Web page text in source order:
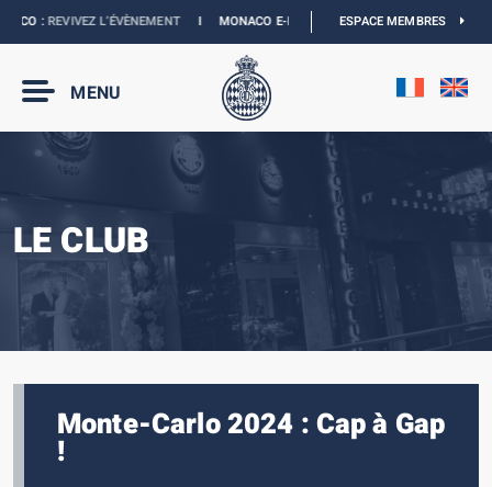
:REVIVEZ L’ÉVÈNEMENTIMONACO E-PRIX 2027 : NOUVELLES DATES I
ESPACE MEMBRES
MENU
LE CLUB
Monte-Carlo 2024 : Cap à Gap
!